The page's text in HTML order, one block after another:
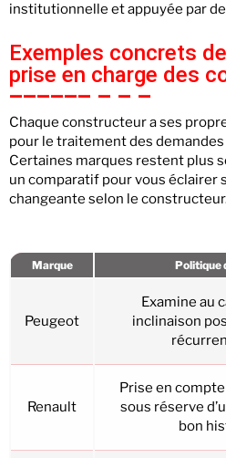
institutionnelle et appuyée par
Exemples concrets
prise en charge des
Chaque constructeur a ses
pour le traitement des
Certaines marques restent plus
un comparatif pour vous éclairer
changeante selon le
Marque Politique
Peugeot
Examine au
inclinaison
Renault
Prise en
sous réserve
bon